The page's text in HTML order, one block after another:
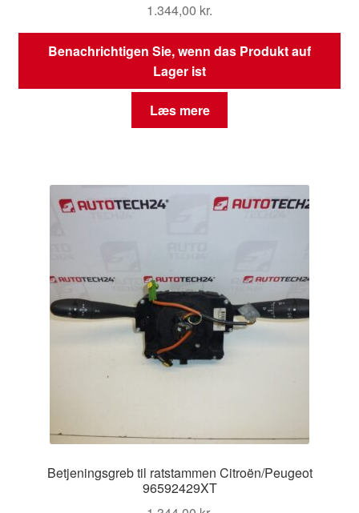
1.344,00 kr.
Benachrichtigen Sie, wenn das Produkt auf
Lager ist
Læs mere
Betjeningsgreb til ratstammen Citroën/Peugeot
96592429XT